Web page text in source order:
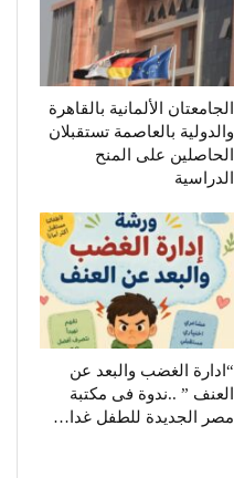
الجامعتان الألمانية بالقاهرة
والدولية بالعاصمة تستقبلان
الحاصلين على المنح
الدراسية
“ادارة الغضب والبعد عن
العنف ” ..ندوة فى مكتبة
مصر الجديدة للطفل غدا…